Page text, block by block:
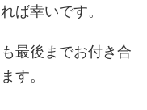
ば幸いです。
最後までお付き合
す。